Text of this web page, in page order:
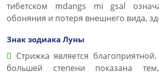
тибетском mdangs mi gsal
обоняния и потеря внешнего вида,
Знак зодиака Луны
Стрижка является
большей степени показана